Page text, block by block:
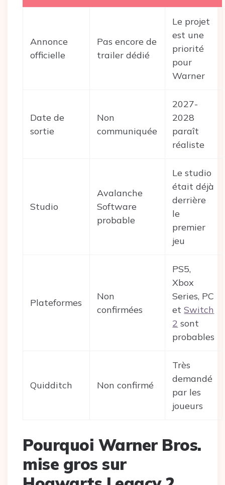
Annonce
officielle
Pas encore de
trailer dédié
Le projet
est une
priorité
pour
Warner
Date de
sortie
Non
communiquée
2027-
2028
paraît
réaliste
Studio
Avalanche
Software
probable
Le studio
était déjà
derrière
le
premier
jeu
Plateformes
Non
confirmées
PS5,
Xbox
Series, PC
etSwitch
2 sont
probables
Quidditch Non confirmé
Très
demandé
par les
joueurs
Pourquoi Warner Bros.
mise gros sur